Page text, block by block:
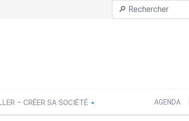
– CRÉER SA SOCIÉTÉ AGENDA